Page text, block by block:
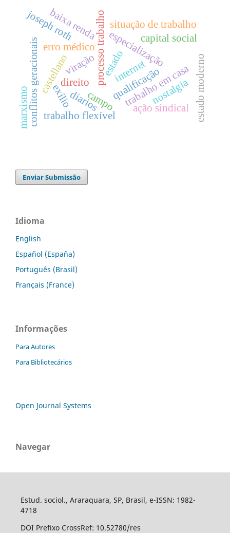
erro médicoprocesso trabalho situação de trabalho
especialização
qualificação
trabalho em casa
viração
capital social
conflitos geracionais
baixa renda
trabalho flexível
ação sindical
campo
diarios
internet
castellano nostalgia
exílio
joseph roth
estado moderno
direito
marxismo
estado
Enviar Submissão
Idioma
English
Español (España)
Português (Brasil)
Français (France)
Informações
Para Autores
Para Bibliotecários
Open Journal Systems
Navegar
Estud. sociol., Araraquara, SP, Brasil, e-ISSN: 1982-
4718
DOI Prefixo CrossRef: 10.52780/res